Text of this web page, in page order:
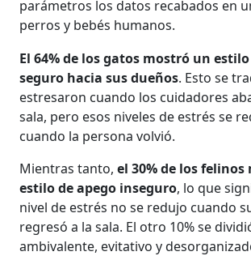
parámetros los datos recabados en
perros y bebés humanos.
El 64% de los gatos mostró un
seguro hacia sus dueños. Esto se
estresaron cuando los cuidadores
sala, pero esos niveles de estrés se
cuando la persona volvió.
Mientras tanto,el 30% de los
estilo de apego inseguro, lo que
nivel de estrés no se redujo cuando
regresó a la sala. El otro 10% se
ambivalente, evitativo y